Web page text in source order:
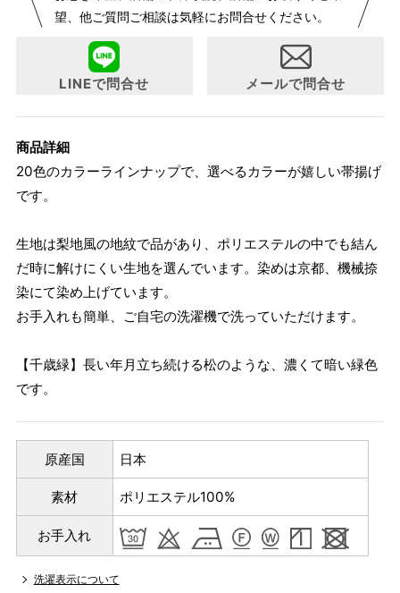
望、他ご質問ご相談は気軽にお問合せください。
LINEで問合せ メールで問合せ
商品詳細
20色のカラーラインナップで、選べるカラーが嬉しい帯揚げ
です。
生地は梨地風の地紋で品があり、ポリエステルの中でも結ん
だ時に解けにくい生地を選んでいます。染めは京都、機械捺
染にて染め上げています。
お手入れも簡単、ご自宅の洗濯機で洗っていただけます。
【千歳緑】長い年月立ち続ける松のような、濃くて暗い緑色
です。
原産国 日本
素材 ポリエステル100%
お手入れ
洗濯表示について